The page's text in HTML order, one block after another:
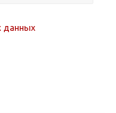
данных